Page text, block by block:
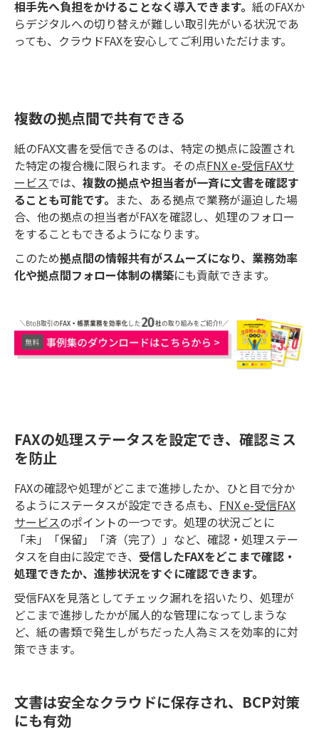
相手先へ負担をかけることなく導入できます。 紙のFAXか
らデジタルへの切り替えが難しい取引先がいる状況であ
っても、クラウドFAXを安心してご利用いただけます。
複数の拠点間で共有できる
紙のFAX文書を受信できるのは、特定の拠点に設置され
た特定の複合機に限られます。その点FNX e-受信FAXサ
ービスでは、 複数の拠点や担当者が一斉に文書を確認す
ることも可能です。 また、ある拠点で業務が逼迫した場
合、他の拠点の担当者がFAXを確認し、処理のフォロー
をすることもできるようになります。
このため拠点間の情報共有がスムーズになり、業務効率
化や拠点間フォロー体制の構築にも貢献できます。
FAXの処理ステータスを設定でき、確認ミス
を防止
FAXの確認や処理がどこまで進捗したか、ひと目で分か
るようにステータスが設定できる点も、 FNX e-受信FAX
サービスのポイントの一つです。処理の状況ごとに
「未」「保留」「済（完了）」など、確認・処理ステー
タスを自由に設定でき、 受信したFAXをどこまで確認・
処理できたか、進捗状況をすぐに確認できます。
受信FAXを見落としてチェック漏れを招いたり、処理が
どこまで進捗したかが属人的な管理になってしまうな
ど、紙の書類で発生しがちだった人為ミスを効率的に対
策できます。
文書は安全なクラウドに保存され、BCP対策
にも有効